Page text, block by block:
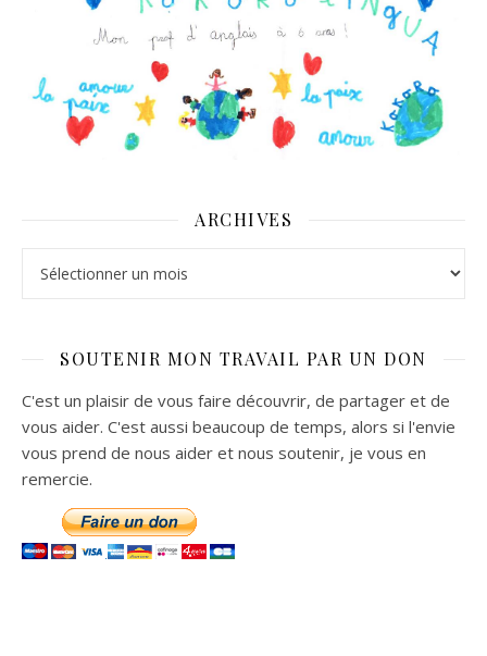
ARCHIVES
SOUTENIR MON TRAVAIL PAR UN DON
C'est un plaisir de vous faire découvrir, de partager et de
vous aider. C'est aussi beaucoup de temps, alors si l'envie
vous prend de nous aider et nous soutenir, je vous en
remercie.